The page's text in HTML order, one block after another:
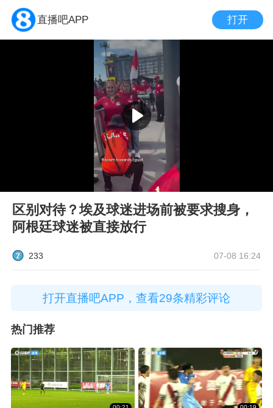
直播吧APP 打开
区别对待？埃及球迷进场前被要求搜身，
阿根廷球迷被直接放行
233 07-08 16:24
打开直播吧APP，查看29条精彩评论
热门推荐